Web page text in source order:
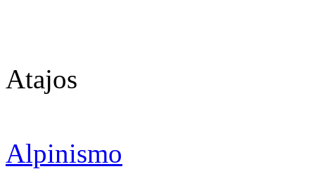
Atajos
Alpinismo